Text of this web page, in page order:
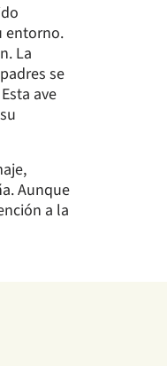
entorno.
La
se
ave
Aunque
a la